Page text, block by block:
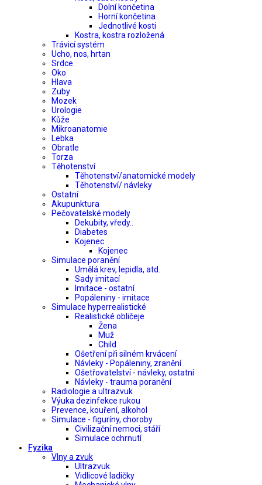
Dolní končetina
Horní končetina
Jednotlivé kosti
Kostra, kostra rozložená
Trávicí systém
Ucho, nos, hrtan
Srdce
Oko
Hlava
Zuby
Mozek
Urologie
Kůže
Mikroanatomie
Lebka
Obratle
Torza
Těhotenství
Těhotenství/anatomické modely
Těhotenství/ návleky
Ostatní
Akupunktura
Pečovatelské modely
Dekubity, vředy..
Diabetes
Kojenec
Kojenec
Simulace poranění
Umělá krev, lepidla, atd.
Sady imitací
Imitace - ostatní
Popáleniny - imitace
Simulace hyperrealistické
Realistické obličeje
Žena
Muž
Child
Ošetření při silném krvácení
Návleky - Popáleniny, zranění
Ošetřovatelství - návleky, ostatní
Návleky - trauma poranění
Radiologie a ultrazvuk
Výuka dezinfekce rukou
Prevence, kouření, alkohol
Simulace - figuríny, choroby
Civilizační nemoci, stáří
Simulace ochrnutí
Fyzika
Vlny a zvuk
Ultrazvuk
Vidlicové ladičky